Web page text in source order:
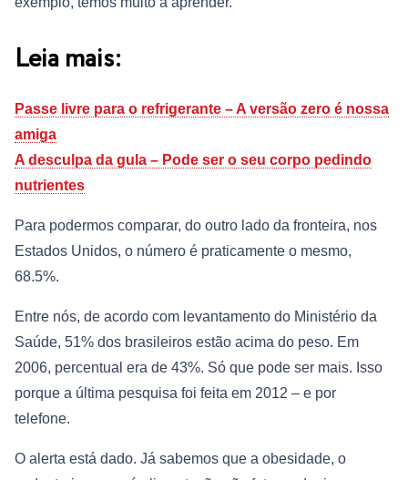
Leia mais:
Passe livre para o refrigerante – A versão zero é nossa
amiga
A desculpa da gula – Pode ser o seu corpo pedindo
nutrientes
Para podermos comparar, do outro lado da fronteira, nos
Estados Unidos, o número é praticamente o mesmo,
68.5%.
Entre nós, de acordo com levantamento do Ministério da
Saúde, 51% dos brasileiros estão acima do peso. Em
2006, percentual era de 43%. Só que pode ser mais. Isso
porque a última pesquisa foi feita em 2012 – e por
telefone.
O alerta está dado. Já sabemos que a obesidade, o